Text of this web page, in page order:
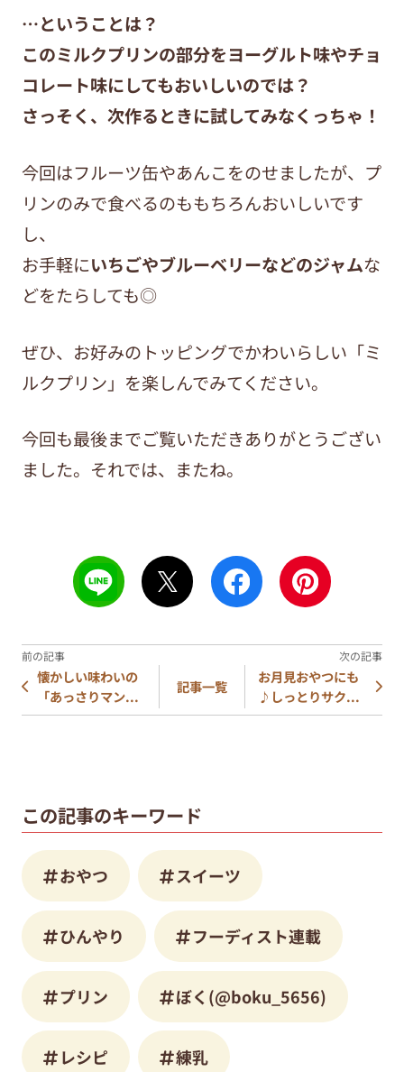
…ということは？
このミルクプリンの部分をヨーグルト味やチョ
コレート味にしてもおいしいのでは？
さっそく、次作るときに試してみなくっちゃ！
今回はフルーツ缶やあんこをのせましたが、プ
リンのみで食べるのももちろんおいしいです
し、
お手軽にいちごやブルーベリーなどのジャムな
どをたらしても◎
ぜひ、お好みのトッピングでかわいらしい「ミ
ルクプリン」を楽しんでみてください。
今回も最後までご覧いただきありがとうござい
ました。それでは、またね。
懐かしい味わいの
「あっさりマン...
記事一覧
お月見おやつにも
♪しっとりサク...
この記事のキーワード
おやつ スイーツ
ひんやり フーディスト連載
プリン ぼく(@boku_5656)
レシピ 練乳